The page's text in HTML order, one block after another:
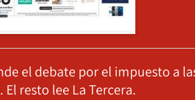
el debate por el impuesto a
El resto lee La Tercera.